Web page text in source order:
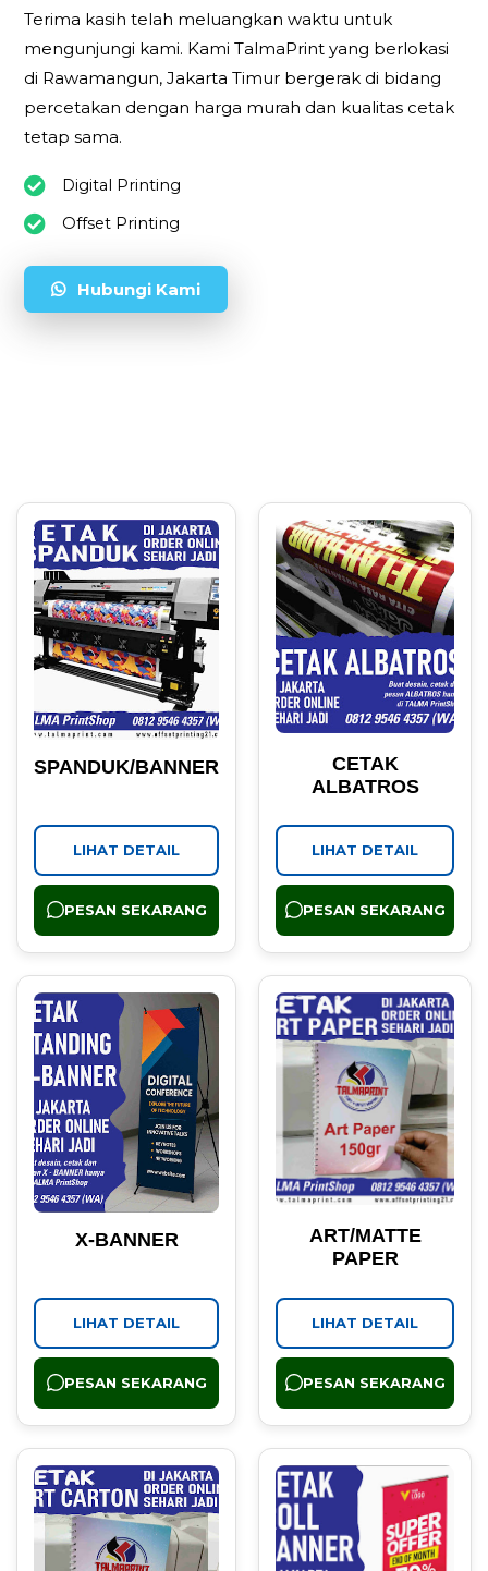
Terima kasih telah meluangkan waktu untuk
mengunjungi kami. Kami TalmaPrint yang berlokasi
di Rawamangun, Jakarta Timur bergerak di bidang
percetakan dengan harga murah dan kualitas cetak
tetap sama.
Digital Printing
Offset Printing
Hubungi Kami
SPANDUK/BANNER
LIHAT DETAIL
PESAN SEKARANG
CETAK
ALBATROS
LIHAT DETAIL
PESAN SEKARANG
X-BANNER
LIHAT DETAIL
PESAN SEKARANG
ART/MATTE
PAPER
LIHAT DETAIL
PESAN SEKARANG